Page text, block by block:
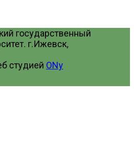
государственный
г.Ижевск,
студией ONy